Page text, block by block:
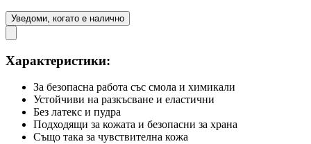
Уведоми, когато е налично
Характеристики:
За безопасна работа със смола и химикали
Устойчиви на разкъсване и еластични
Без латекс и пудра
Подходящи за кожата и безопасни за храна
Също така за чувствителна кожа